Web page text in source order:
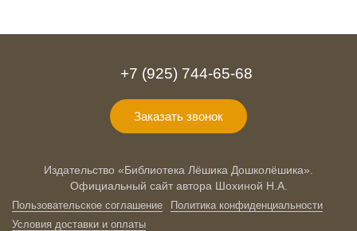
+7 (925) 744-65-68
Заказать звонок
Издательство «Библиотека Лёшика Дошколёшика».
Официальный сайт автора Шохиной Н.А.
Пользовательское соглашение
Политика конфиденциальности
Условия доставки и оплаты